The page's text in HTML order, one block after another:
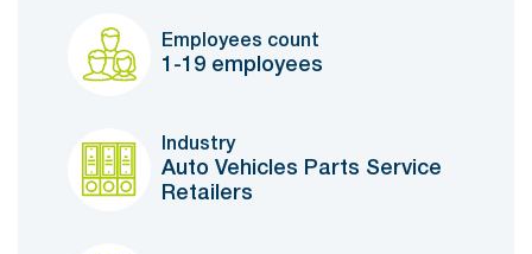
Employees count
1-19 employees
Industry
Auto Vehicles Parts Service
Retailers